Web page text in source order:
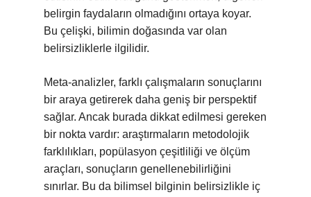
belirgin faydaların olmadığını ortaya koyar.
Bu çelişki, bilimin doğasında var olan
belirsizliklerle ilgilidir.
Meta-analizler, farklı çalışmaların sonuçlarını
bir araya getirerek daha geniş bir perspektif
sağlar. Ancak burada dikkat edilmesi gereken
bir nokta vardır: araştırmaların metodolojik
farklılıkları, popülasyon çeşitliliği ve ölçüm
araçları, sonuçların genellenebilirliğini
sınırlar. Bu da bilimsel bilginin belirsizlikle iç